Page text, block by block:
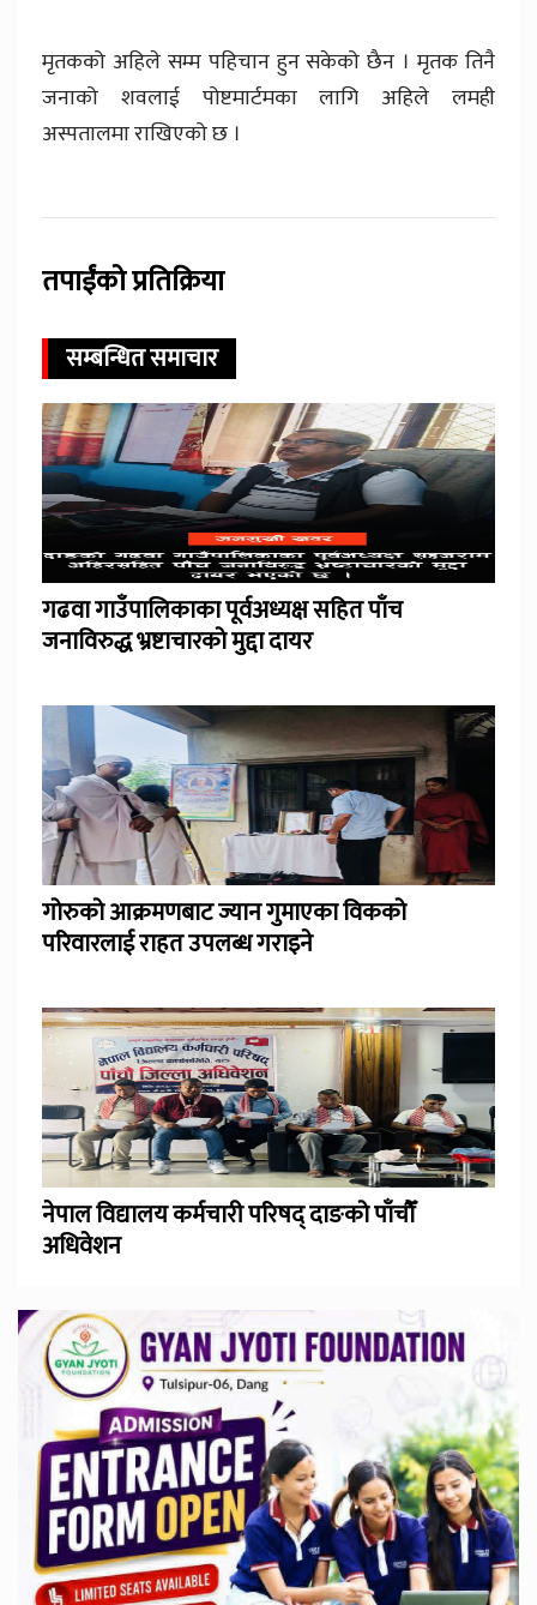
मृतकको अहिले सम्म पहिचान हुन सकेको छैन । मृतक तिनै
जनाको शवलाई पोष्टमार्टमका लागि अहिले लमही
अस्पतालमा राखिएको छ ।
तपाईंको प्रतिक्रिया
सम्बन्धित समाचार
गढवा गाउँपालिकाका पूर्वअध्यक्ष सहित पाँच
जनाविरुद्ध भ्रष्टाचारको मुद्दा दायर
गोरुको आक्रमणबाट ज्यान गुमाएका विकको
परिवारलाई राहत उपलब्ध गराइने
नेपाल विद्यालय कर्मचारी परिषद् दाङको पाँचौँ
अधिवेशन